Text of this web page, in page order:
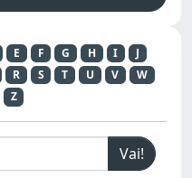
E F G H I
J
R S T U V
W
Z